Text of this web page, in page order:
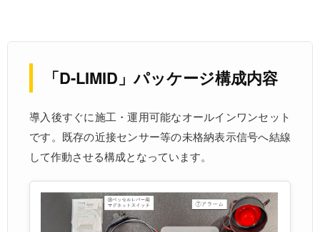
「D-LIMID」パッケージ構成内容
導入後すぐに施工・運用可能なオールインワンセット
です。既存の近接センサー等の未格納表示信号へ結線
して作動させる構成となっています。